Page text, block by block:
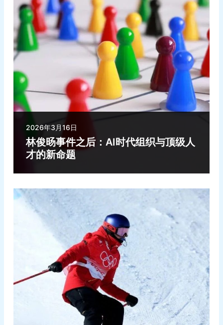
2026年3月16日
林俊旸事件之后：AI时代组织与顶级人
才的新命题